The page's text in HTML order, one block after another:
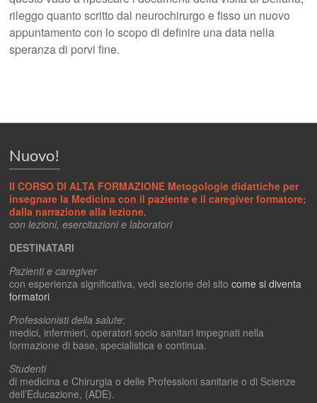
rileggo quanto scritto dal neurochirurgo e fisso un nuovo
appuntamento con lo scopo di definire una data nella
speranza di porvi fine.
Nuovo!
II CORSO DI ALTA FORMAZIONE Metogologie didattiche per
insegnare la Medicina con il paziente e il caregiver formatore;
dalla narrazione alla lezione.
con lezioni, esercitazioni e laboratori
DESTINATARI
Pazienti e caregiver
con esperienza significativa, vedi sezione del sitocome si diventa
formatori
Professionisti della salute:
medici, infermieri, operatori socio sanitari impegnati nella
formazione di base, specialistica e continua.
Studenti
di medicina e Chirurgia o delle Professioni sanitarie o di Scienze
dell’Educazione, (ADE).